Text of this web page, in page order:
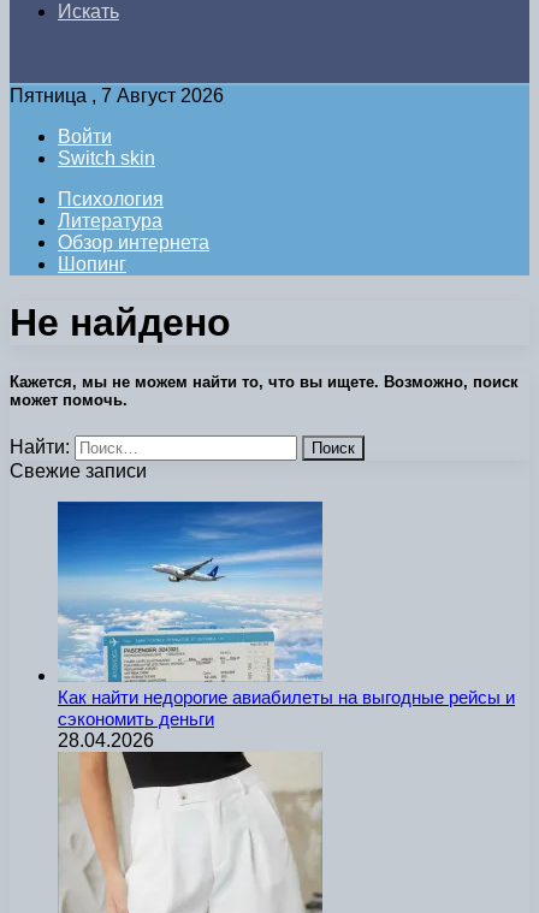
Искать
Пятница , 7 Август 2026
Войти
Switch skin
Психология
Литература
Обзор интернета
Шопинг
Не найдено
Кажется, мы не можем найти то, что вы ищете. Возможно, поиск
может помочь.
Найти:
Свежие записи
Как найти недорогие авиабилеты на выгодные рейсы и
сэкономить деньги
28.04.2026